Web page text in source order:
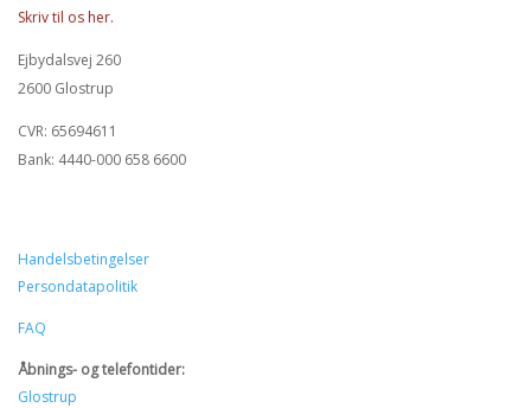
Skriv til os her.
Ejbydalsvej 260
2600 Glostrup
CVR: 65694611
Bank: 4440-000 658 6600
Handelsbetingelser
Persondatapolitik
FAQ
Åbnings- og telefontider:
Glostrup